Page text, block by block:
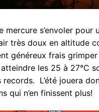
mercure s’envoler pour
très doux en altitude
généreux frais
les 25 à 27°C
records. L’été jouera
qui n’en finissent plus!